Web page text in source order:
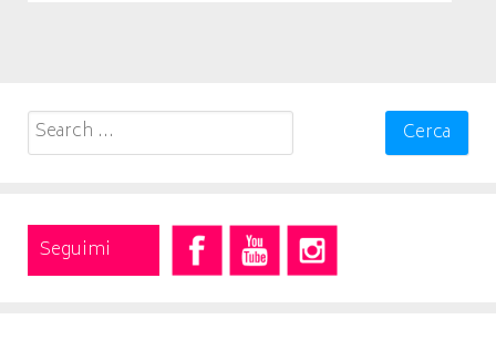
Search
for:
Seguimi